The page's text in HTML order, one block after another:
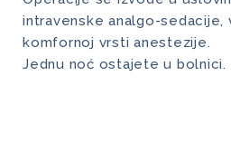
intravenske analgo-sedacije,
komfornoj vrsti anestezije.
Jednu noć ostajete u bolnici.